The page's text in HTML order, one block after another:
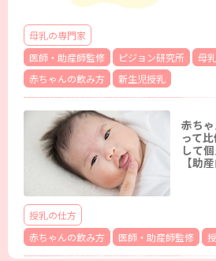
母乳の専門家
医師・助産師監修
ピジョン研究所
母
赤ちゃんの飲み方
新生児授乳
赤ち
って
して
【助
授乳の仕方
赤ちゃんの飲み方
医師・助産師監修